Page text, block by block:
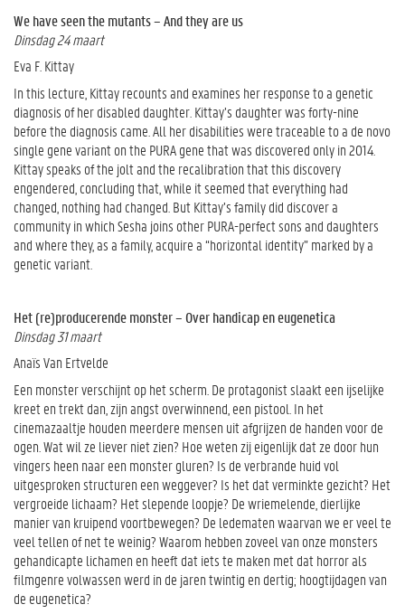
We have seen the mutants – And they are us
Dinsdag 24 maart
Eva F. Kittay
In this lecture, Kittay recounts and examines her response to a genetic
diagnosis of her disabled daughter. Kittay’s daughter was forty-nine
before the diagnosis came. All her disabilities were traceable to a de novo
single gene variant on the PURA gene that was discovered only in 2014.
Kittay speaks of the jolt and the recalibration that this discovery
engendered, concluding that, while it seemed that everything had
changed, nothing had changed. But Kittay’s family did discover a
community in which Sesha joins other PURA-perfect sons and daughters
and where they, as a family, acquire a “horizontal identity” marked by a
genetic variant.
Het (re)producerende monster – Over handicap en eugenetica
Dinsdag 31 maart
Anaïs Van Ertvelde
Een monster verschijnt op het scherm. De protagonist slaakt een ijselijke
kreet en trekt dan, zijn angst overwinnend, een pistool. In het
cinemazaaltje houden meerdere mensen uit afgrijzen de handen voor de
ogen. Wat wil ze liever niet zien? Hoe weten zij eigenlijk dat ze door hun
vingers heen naar een monster gluren? Is de verbrande huid vol
uitgesproken structuren een weggever? Is het dat verminkte gezicht? Het
vergroeide lichaam? Het slepende loopje? De wriemelende, dierlijke
manier van kruipend voortbewegen? De ledematen waarvan we er veel te
veel tellen of net te weinig? Waarom hebben zoveel van onze monsters
gehandicapte lichamen en heeft dat iets te maken met dat horror als
filmgenre volwassen werd in de jaren twintig en dertig; hoogtijdagen van
de eugenetica?